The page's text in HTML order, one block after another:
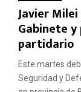
Javier
Gabinete
partidario
Este martes
Seguridad y